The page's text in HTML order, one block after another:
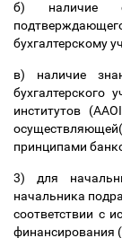
б) наличие
бухгалтерскому
в) наличие
бухгалтерского
институтов
принципами
3) для
начальника
соответствии с
финансирования